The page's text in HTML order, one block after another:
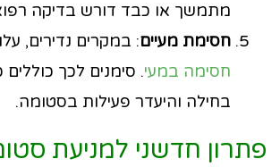
מתמשך או כבד דורש בדיקה
חסימת מעיים: במקרים נדירים,
חסימה במעי. סימנים לכך
בחילה והיעדר פעילות בסטומה.
פתרון חדשני למניעת